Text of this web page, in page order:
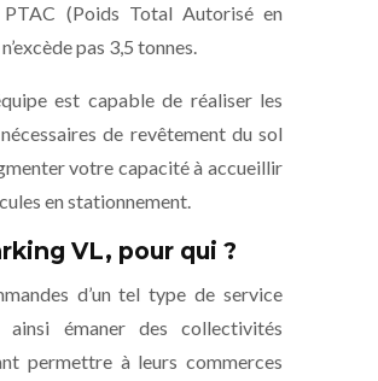
(Poids Total Autorisé en
pas 3,5 tonnes.
est capable de réaliser les
de revêtement du sol
votre capacité à accueillir
en stationnement.
VL, pour qui ?
d’un tel type de service
ainsi émaner des collectivités
permettre à leurs commerces